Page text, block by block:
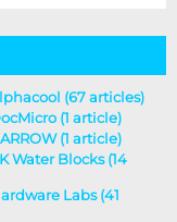
(67 articles)
(1 article)
(1 article)
Water Blocks (14
Labs (41